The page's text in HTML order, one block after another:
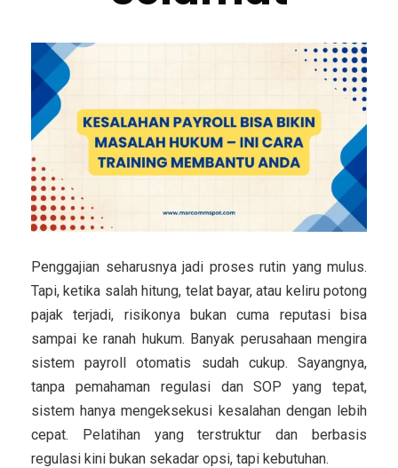
Penggajian seharusnya jadi proses rutin yang mulus.
Tapi, ketika salah hitung, telat bayar, atau keliru potong
pajak terjadi, risikonya bukan cuma reputasi bisa
sampai ke ranah hukum. Banyak perusahaan mengira
sistem payroll otomatis sudah cukup. Sayangnya,
tanpa pemahaman regulasi dan SOP yang tepat,
sistem hanya mengeksekusi kesalahan dengan lebih
cepat. Pelatihan yang terstruktur dan berbasis
regulasi kini bukan sekadar opsi, tapi kebutuhan.